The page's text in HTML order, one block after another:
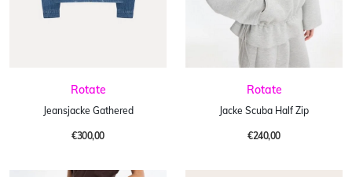
Rotate
Jeansjacke Gathered
€300,00
Rotate
Jacke Scuba Half Zip
€240,00